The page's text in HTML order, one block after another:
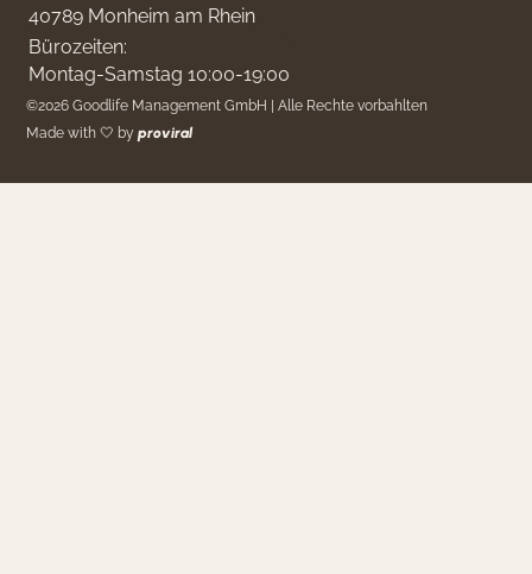
40789 Monheim am Rhein
Bürozeiten:
Montag-Samstag 10:00-19:00
©2026 Goodlife Management GmbH | Alle Rechte vorbahlten
Made with 🤍 byproviral